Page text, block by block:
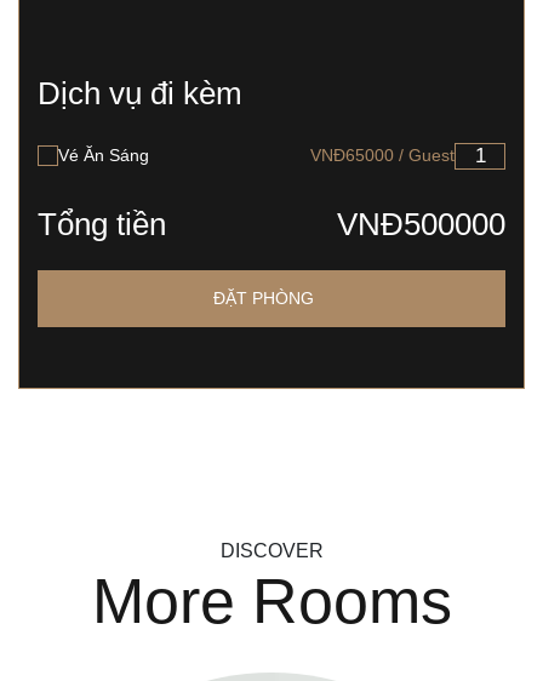
Dịch vụ đi kèm
Vé Ăn Sáng VNĐ65000 / Guest
Tổng tiền VNĐ500000
ĐẶT PHÒNG
DISCOVER
More Rooms